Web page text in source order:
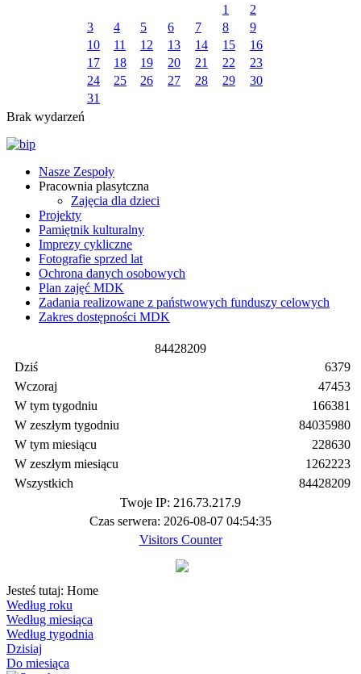
1
2
3
4 5 6 7 8
9
10
11 12 13 14 15
16
17
18 19 20 21 22
23
24
25 26 27 28 29
30
31
Brak wydarzeń
Nasze Zespoły
Pracownia plasytczna
Zajęcia dla dzieci
Projekty
Pamiętnik kulturalny
Imprezy cykliczne
Fotografie sprzed lat
Ochrona danych osobowych
Plan zajęć MDK
Zadania realizowane z państwowych funduszy celowych
Zakres dostępności MDK
84428209
Dziś
Wczoraj
W tym tygodniu
W zeszłym tygodniu
W tym miesiącu
W zeszłym miesiącu
Wszystkich
6379
47453
166381
84035980
228630
1262223
84428209
Twoje IP: 216.73.217.9
Czas serwera: 2026-08-07 04:54:35
Visitors Counter
Jesteś tutaj: Home
Według roku
Według miesiąca
Według tygodnia
Dzisiaj
Do miesiąca